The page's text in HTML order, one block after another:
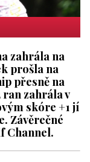
zahrála na
prošla na
přesně na
zahrála v
skóre +1 jí
Závěrečné
Channel.